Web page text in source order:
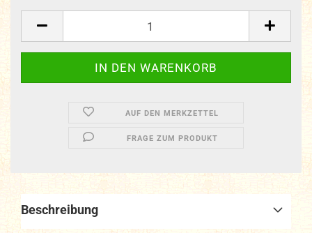
AUF DEN MERKZETTEL
FRAGE ZUM PRODUKT
Beschreibung